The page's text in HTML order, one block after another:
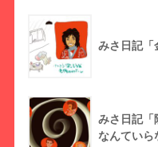
みさ日記「
みさ日記「
なんていら